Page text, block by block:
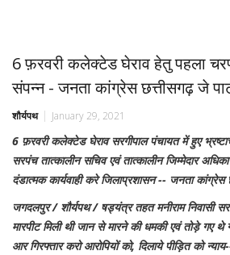
6 फ़रवरी कलेक्टेड घेराव हेतु पहला
संपन्न - जनता कांग्रेस छत्तीसगढ़ जे
शौर्यपथ January 29, 2021
6 फ़रवरी कलेक्टेड घेराव सरगीपाल पंचायत में हुए
सरपंच तात्कालीन सचिव एवं तात्कालीन जिम्मेदार
दंडात्मक कार्यवाही करे जिलाप्रशासन -- जनता कांग्रेस
जगदलपुर / शौर्यपथ / षड्यंत्र तहत मनीराम निवासी
मारपीट मिली थी जान से मारने की धमकी एवं तोड़े गए
आर गिरफ्तार करो आरोपियों को, दिलाये पीड़ित को